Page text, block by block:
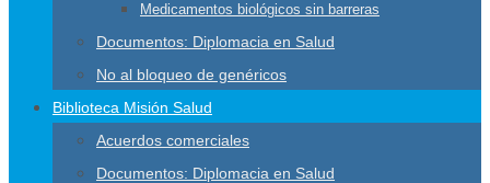
Medicamentos biológicos sin barreras
Documentos: Diplomacia en Salud
No al bloqueo de genéricos
Biblioteca Misión Salud
Acuerdos comerciales
Documentos: Diplomacia en Salud